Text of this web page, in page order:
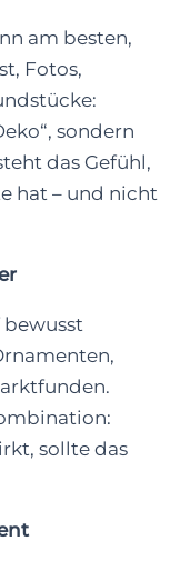
am besten,
Fotos,
sondern
das Gefühl,
hat – und nicht
sollte das